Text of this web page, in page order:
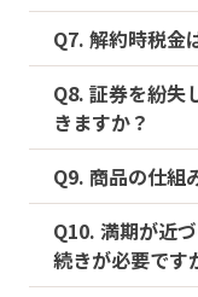
Q7. 解約時税金
Q8. 証券を紛失
きますか？
Q9. 商品の仕組
Q10. 満期が近
続きが必要です